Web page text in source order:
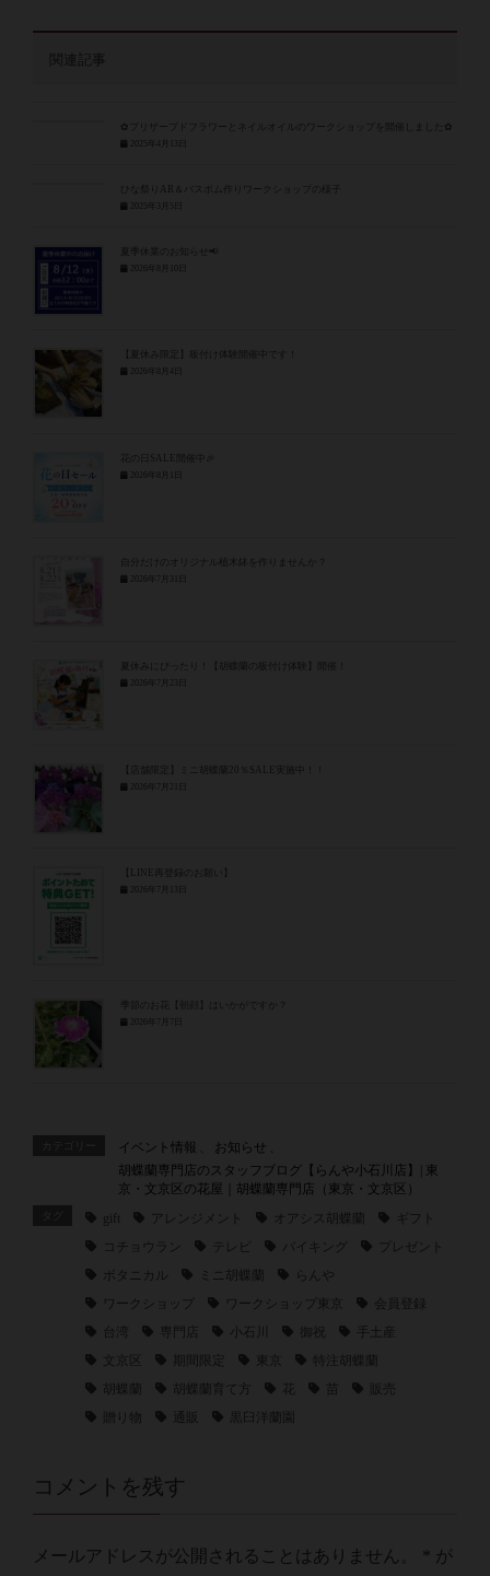
関連記事
✿プリザーブドフラワーとネイルオイルのワークショップを開催しました✿
ひな祭りAR＆バスボム作りワークショップの様子
夏季休業のお知らせ📢
【夏休み限定】板付け体験開催中です！
花の日SALE開催中🎉
自分だけのオリジナル植木鉢を作りませんか？
夏休みにぴったり！【胡蝶蘭の板付け体験】開催！
【店舗限定】ミニ胡蝶蘭20％SALE実施中！！
季節のお花【朝顔】はいかがですか？
イベント情報 お知らせ
胡蝶蘭専門店のスタッフブログ【らんや小石川店】| 東
京・文京区の花屋｜胡蝶蘭専門店（東京・文京区）
gift アレンジメント オアシス胡蝶蘭
ギフト
コチョウラン
テレビ バイキング
プレゼント
ボタニカル
ミニ胡蝶蘭
らんや
ワークショップ
ワークショップ東京
会員登録
台湾
専門店 小石川
手土産
文京区
期間限定 東京
特注胡蝶蘭
胡蝶蘭
胡蝶蘭育て方 花 苗
販売
贈り物
通販 黒臼洋蘭園
コメントを残す
メールアドレスが公開されることはありません。
が